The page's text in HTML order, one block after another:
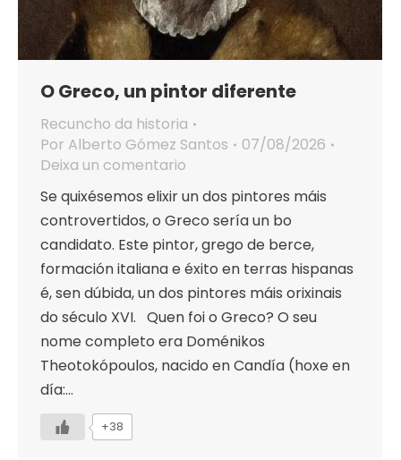
O Greco, un pintor diferente
Recuncho da historia
Por Alberto Gómez Santos
07/08/2026
Deixa un comentario
Se quixésemos elixir un dos pintores máis
controvertidos, o Greco sería un bo
candidato. Este pintor, grego de berce,
formación italiana e éxito en terras hispanas
é, sen dúbida, un dos pintores máis orixinais
do século XVI. Quen foi o Greco? O seu
nome completo era Doménikos
Theotokópoulos, nacido en Candía (hoxe en
día:…
+38